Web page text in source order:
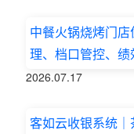
中餐火锅烧烤门
理、档口管控、
2026.07.17
客如云收银系统